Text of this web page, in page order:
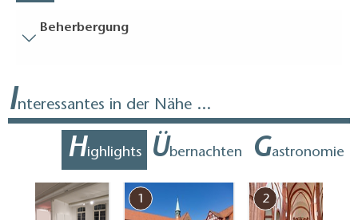
Beherbergung
Zum Teil eingeschränkt begehbarer Bodenbelag
(innen und/oder außen)
Einige Bereiche sind nur über Treppen erreichbar:
Rezeption
Badausstattung
Interessantes in der Nähe ...
Highlights Übernachten Gastronomie
1 2